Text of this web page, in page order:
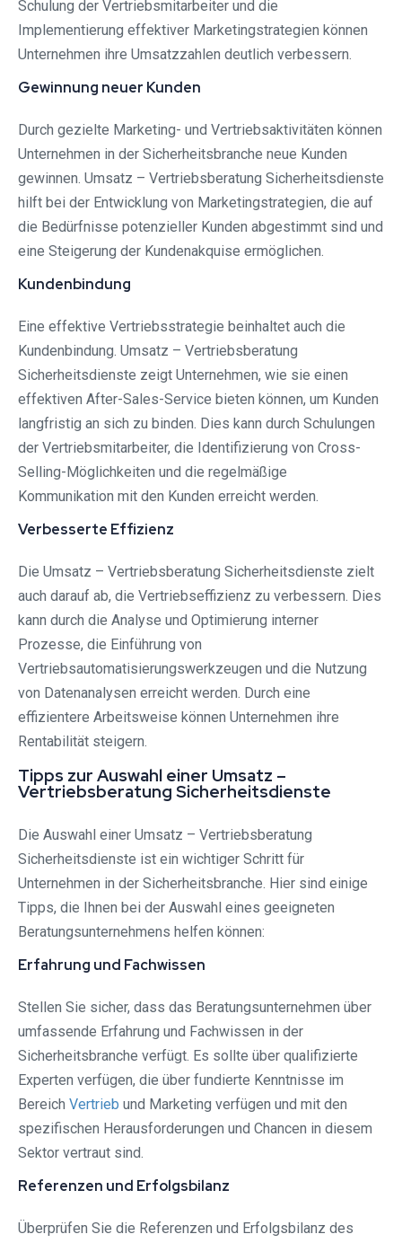
Schulung der Vertriebsmitarbeiter und die
Implementierung effektiver Marketingstrategien können
Unternehmen ihre Umsatzzahlen deutlich verbessern.
Gewinnung neuer Kunden
Durch gezielte Marketing- und Vertriebsaktivitäten können
Unternehmen in der Sicherheitsbranche neue Kunden
gewinnen. Umsatz – Vertriebsberatung Sicherheitsdienste
hilft bei der Entwicklung von Marketingstrategien, die auf
die Bedürfnisse potenzieller Kunden abgestimmt sind und
eine Steigerung der Kundenakquise ermöglichen.
Kundenbindung
Eine effektive Vertriebsstrategie beinhaltet auch die
Kundenbindung. Umsatz – Vertriebsberatung
Sicherheitsdienste zeigt Unternehmen, wie sie einen
effektiven After-Sales-Service bieten können, um Kunden
langfristig an sich zu binden. Dies kann durch Schulungen
der Vertriebsmitarbeiter, die Identifizierung von Cross-
Selling-Möglichkeiten und die regelmäßige
Kommunikation mit den Kunden erreicht werden.
Verbesserte Effizienz
Die Umsatz – Vertriebsberatung Sicherheitsdienste zielt
auch darauf ab, die Vertriebseffizienz zu verbessern. Dies
kann durch die Analyse und Optimierung interner
Prozesse, die Einführung von
Vertriebsautomatisierungswerkzeugen und die Nutzung
von Datenanalysen erreicht werden. Durch eine
effizientere Arbeitsweise können Unternehmen ihre
Rentabilität steigern.
Tipps zur Auswahl einer Umsatz –
Vertriebsberatung Sicherheitsdienste
Die Auswahl einer Umsatz – Vertriebsberatung
Sicherheitsdienste ist ein wichtiger Schritt für
Unternehmen in der Sicherheitsbranche. Hier sind einige
Tipps, die Ihnen bei der Auswahl eines geeigneten
Beratungsunternehmens helfen können:
Erfahrung und Fachwissen
Stellen Sie sicher, dass das Beratungsunternehmen über
umfassende Erfahrung und Fachwissen in der
Sicherheitsbranche verfügt. Es sollte über qualifizierte
Experten verfügen, die über fundierte Kenntnisse im
Bereich Vertrieb und Marketing verfügen und mit den
spezifischen Herausforderungen und Chancen in diesem
Sektor vertraut sind.
Referenzen und Erfolgsbilanz
Überprüfen Sie die Referenzen und Erfolgsbilanz des